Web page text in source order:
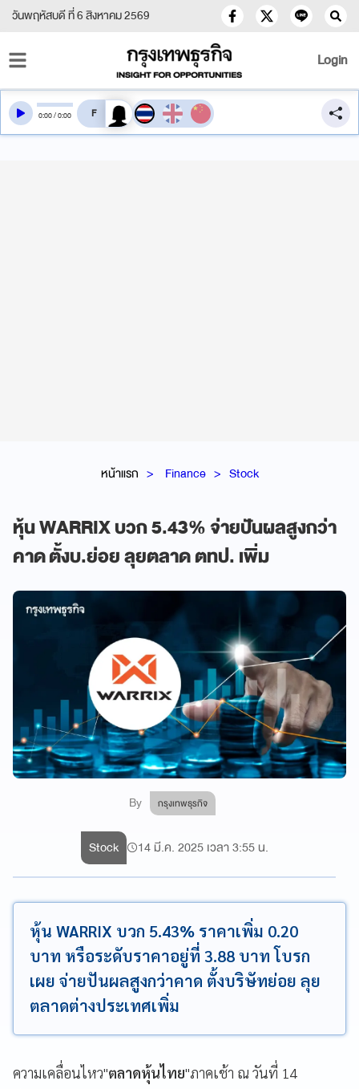
วันพฤหัสบดี ที่ 6 สิงหาคม 2569
Login
หน้าแรก Finance Stock
หุ้น WARRIX บวก 5.43% จ่ายปันผลสูงกว่า
คาด ตั้งบ.ย่อย ลุยตลาด ตทป. เพิ่ม
By กรุงเทพธุรกิจ
0:00/0:00 สลับเสียงอ่าน
Stock 14 มี.ค. 2025 เวลา 3:55 น.
หุ้น WARRIX บวก 5.43% ราคาเพิ่ม 0.20
บาท หรือระดับราคาอยู่ที่ 3.88 บาท โบรก
เผย จ่ายปันผลสูงกว่าคาด ตั้งบริษัทย่อย ลุย
ตลาดต่างประเทศเพิ่ม
ความเคลื่อนไหว"ตลาดหุ้นไทย"ภาคเช้า ณ วันที่ 14